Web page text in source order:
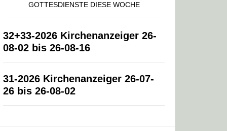
GOTTESDIENSTE DIESE WOCHE
32+33-2026 Kirchenanzeiger 26-
08-02 bis 26-08-16
31-2026 Kirchenanzeiger 26-07-
26 bis 26-08-02